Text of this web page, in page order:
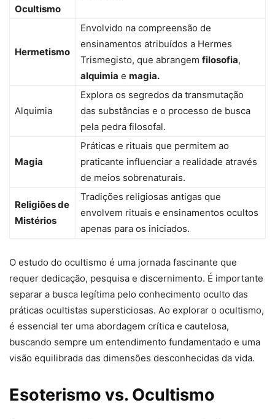
Ocultismo
Hermetismo
Envolvido na compreensão de
ensinamentos atribuídos a Hermes
Trismegisto, que abrangem filosofia,
alquimia e magia.
Alquimia
Explora os segredos da transmutação
das substâncias e o processo de busca
pela pedra filosofal.
Magia
Práticas e rituais que permitem ao
praticante influenciar a realidade através
de meios sobrenaturais.
Religiões de
Mistérios
Tradições religiosas antigas que
envolvem rituais e ensinamentos ocultos
apenas para os iniciados.
O estudo do ocultismo é uma jornada fascinante que
requer dedicação, pesquisa e discernimento. É importante
separar a busca legítima pelo conhecimento oculto das
práticas ocultistas supersticiosas. Ao explorar o ocultismo,
é essencial ter uma abordagem crítica e cautelosa,
buscando sempre um entendimento fundamentado e uma
visão equilibrada das dimensões desconhecidas da vida.
Esoterismo vs. Ocultismo